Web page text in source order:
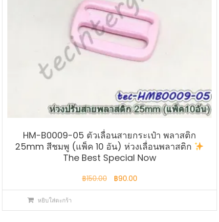
HM-B0009-05 ตัวเลื่อนสายกระเป๋า พลาสติก
25mm สีชมพู (แพ็ค 10 อัน) ห่วงเลื่อนพลาสติก
The Best Special Now
฿150.00
Original
price
฿90.00Current
price
หยิบใส่ตะกร้า